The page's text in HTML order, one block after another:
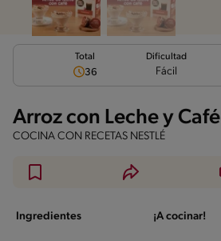
Total
36
Dificultad
Fácil
Arroz con Leche y Café
COCINA CON RECETAS NESTLÉ
Ingredientes ¡A cocinar!